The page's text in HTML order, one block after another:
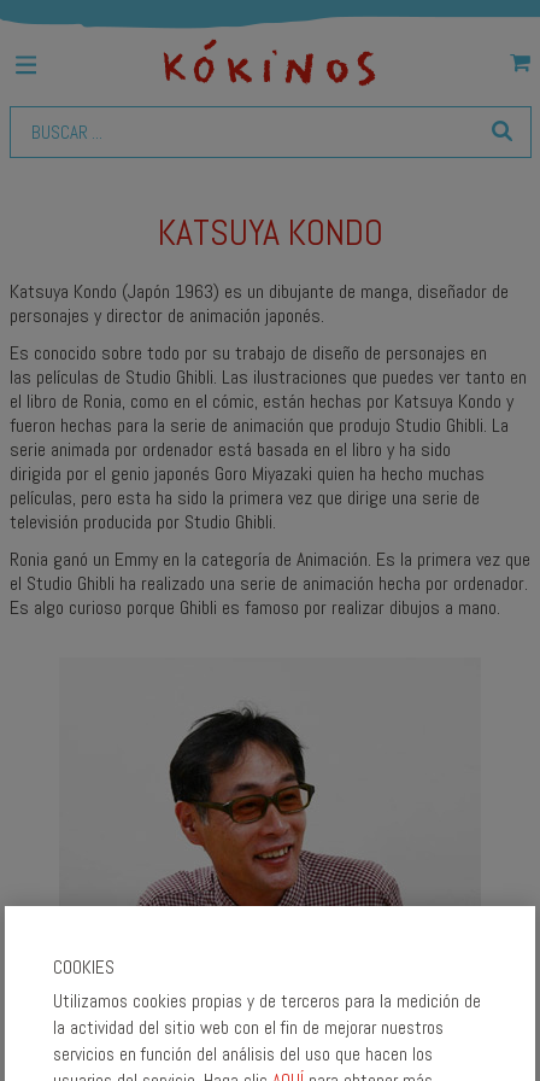
KATSUYA KONDO
Katsuya Kondo (Japón 1963) es un dibujante de manga, diseñador de
personajes y director de animación japonés.
Es conocido sobre todo por su trabajo de diseño de personajes en
las películas de Studio Ghibli. Las ilustraciones que puedes ver tanto en
el libro de Ronia, como en el cómic, están hechas por Katsuya Kondo y
fueron hechas para la serie de animación que produjo Studio Ghibli. La
serie animada por ordenador está basada en el libro y ha sido
dirigida por el genio japonés Goro Miyazaki quien ha hecho muchas
películas, pero esta ha sido la primera vez que dirige una serie de
televisión producida por Studio Ghibli.
Ronia ganó un Emmy en la categoría de Animación. Es la primera vez que
el Studio Ghibli ha realizado una serie de animación hecha por ordenador.
Es algo curioso porque Ghibli es famoso por realizar dibujos a mano.
COOKIES
Utilizamos cookies propias y de terceros para la medición de
la actividad del sitio web con el fin de mejorar nuestros
servicios en función del análisis del uso que hacen los